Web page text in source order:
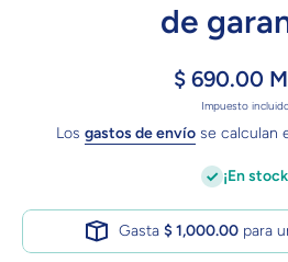
de
$ 690.00
Impuesto
Los gastos de envío se calculan
¡En
Gasta $ 1,000.00 para